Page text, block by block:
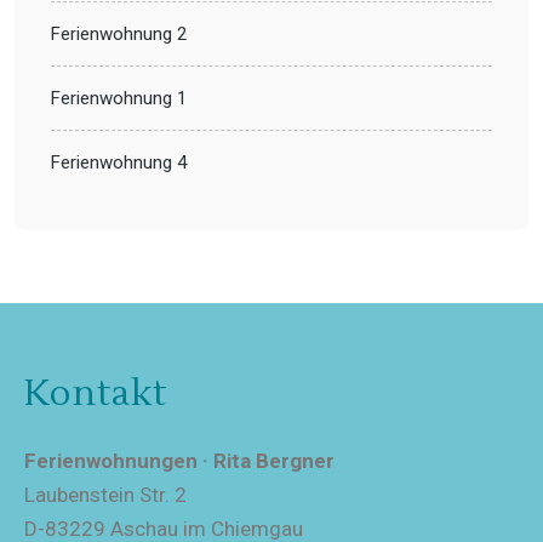
Ferienwohnung 2
Ferienwohnung 1
Ferienwohnung 4
Kontakt
Ferienwohnungen · Rita Bergner
Laubenstein Str. 2
D-83229 Aschau im Chiemgau